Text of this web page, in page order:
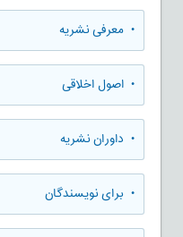
• معرفی نشریه
• اصول اخلاقی
• داوران نشریه
• برای نویسندگان